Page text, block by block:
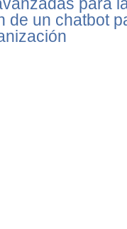
de un chatbot